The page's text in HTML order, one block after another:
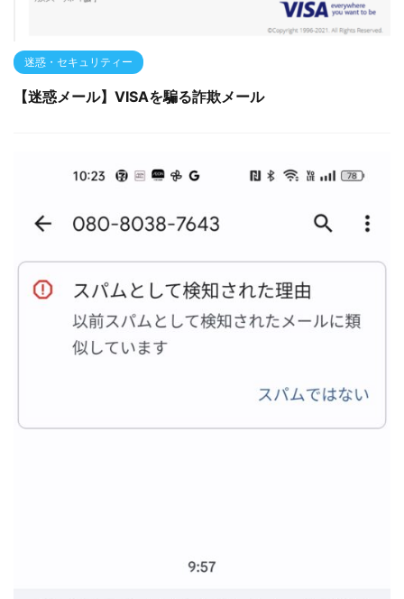
迷惑・セキュリティー
【迷惑メール】VISAを騙る詐欺メール